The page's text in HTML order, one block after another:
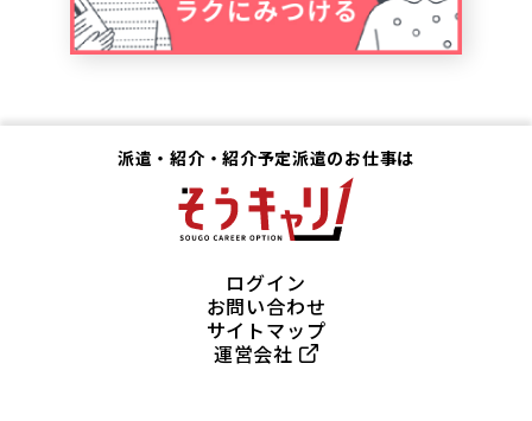
派遣・紹介・紹介予定派遣のお仕事は
ログイン
お問い合わせ
サイトマップ
運営会社